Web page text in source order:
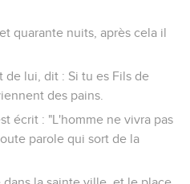
des anges s'approchèrent
œuvre en Galilée
été livré, il se retira en
demeurer à Capernaüm, qui
de Zabulon et de